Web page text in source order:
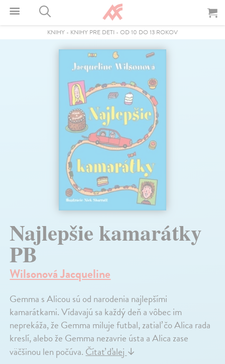
KNIHY - KNIHY PRE DETI - OD 10 DO 13 ROKOV
Najlepšie kamarátky
PB
Wilsonová Jacqueline
Gemma s Alicou sú od narodenia najlepšími
kamarátkami. Vídavajú sa každý deň a vôbec im
neprekáža, že Gemma miluje futbal, zatiaľ čo Alica rada
kreslí, alebo že Gemma nezavrie ústa a Alica zase
väčšinou len počúva. Čítať ďalej ↓